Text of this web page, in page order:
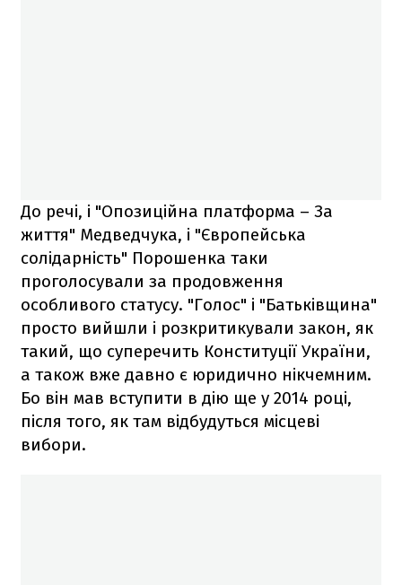
До речі, і "Опозиційна платформа – За
життя" Медведчука, і "Європейська
солідарність" Порошенка таки
проголосували за продовження
особливого статусу. "Голос" і "Батьківщина"
просто вийшли і розкритикували закон, як
такий, що суперечить Конституції України,
а також вже давно є юридично нікчемним.
Бо він мав вступити в дію ще у 2014 році,
після того, як там відбудуться місцеві
вибори.